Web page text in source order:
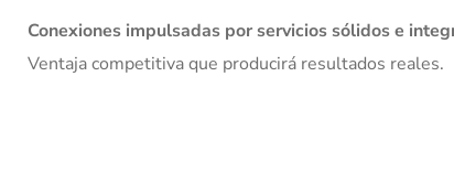
Conexiones impulsadas por servicios sólidos e
Ventaja competitiva que producirá resultados reales.